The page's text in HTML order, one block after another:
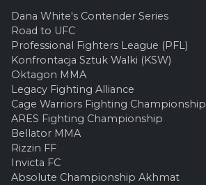
Dana White's Contender Series
Road to UFC
Professional Fighters League (PFL)
Konfrontacja Sztuk Walki (KSW)
Oktagon MMA
Legacy Fighting Alliance
Cage Warriors Fighting Championship
ARES Fighting Championship
Bellator MMA
Rizzin FF
Invicta FC
Absolute Championship Akhmat